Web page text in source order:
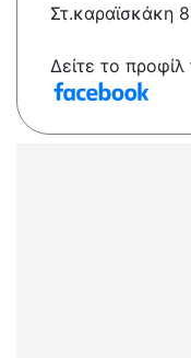
Στ.καραϊσκάκη
Δείτε το προφίλ